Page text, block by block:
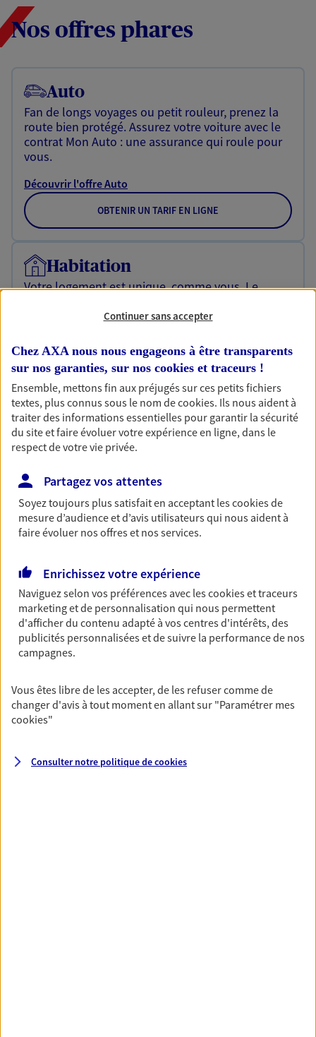
Nos offres phares
Auto
Fan de longs voyages ou petit rouleur, prenez la
route bien protégé. Assurez votre voiture avec le
contrat Mon Auto : une assurance qui roule pour
vous.
Découvrir l'offre Auto
OBTENIR UN TARIF EN LIGNE
Habitation
Votre logement est unique, comme vous. Le
protégeant ce qui vous tient à coeur.
Découvrir l'offre Habitation
OBTENIR UN TARIF EN LIGNE
Garantie Accidents de la Vie
Bricoleuse, féru de jardinage, pâtissier en herbe
accident du quotidien. Avec Ma Protection
Accident, protégez votre qualité de vie et vos
revenus.
Découvrir l'offre Garantie Accidents de la Vie
Multirisque Entreprise
Gagnez en simplicité et en sérénité avec votre
assurance multirisque entreprise. Un contrat
unique pour protéger vos locaux, matériels pro,
responsabilité civile.
Découvrir l'offre Multirisque Entreprise
Continuer sans accepter
Chez AXA nous nous engageons à être transparents
sur nos garanties, sur nos cookies et traceurs !
Ensemble, mettons fin aux préjugés sur ces petits fichiers
textes, plus connus sous le nom decookies. Ils nous aident à
traiter des informations essentielles pour garantir la sécurité
du site et faire évoluer votre expérience en ligne, dans le
respect de votre vie privée.
Partagez vos attentes
Soyez toujours plus satisfait en acceptant lescookiesde
mesure d’audience et d’avis utilisateurs qui nous aident à
faire évoluer nos offres et nos services.
Enrichissez votre expérience
Naviguez selon vos préférences avec lescookies et traceurs
marketing et de personnalisation qui nous permettent
d'afficher du contenu adapté à vos centres d'intérêts, des
publicités personnalisées et de suivre la performance de nos
campagnes.
Vous êtes libre de les accepter, de les refuser comme de
changer d'avis à tout moment en allant sur "Paramétrer mes
cookies"
Consulter notre politique decookies